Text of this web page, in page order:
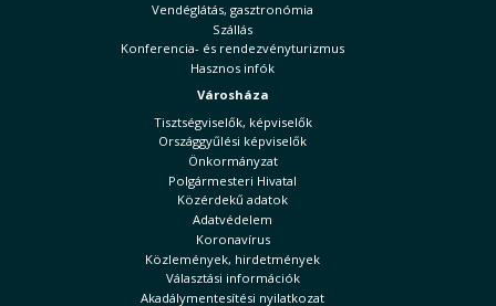
Vendéglátás, gasztronómia
Szállás
Konferencia- és rendezvényturizmus
Hasznos infók
Városháza
Tisztségviselők, képviselők
Országgyűlési képviselők
Önkormányzat
Polgármesteri Hivatal
Közérdekű adatok
Adatvédelem
Koronavírus
Közlemények, hirdetmények
Választási információk
Akadálymentesítési nyilatkozat